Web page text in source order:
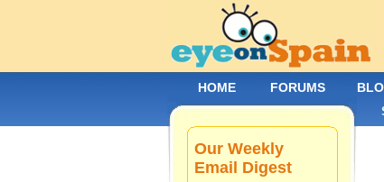
Our Weekly
Email Digest
HOME FORUMS